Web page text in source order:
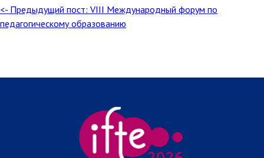
<- Предыдущий пост: VIII Международный форум по
педагогическому образованию